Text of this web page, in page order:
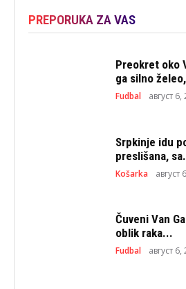
PREPORUKA ZA VAS
Preokret oko
ga silno
Fudbal август 6,
Srpkinje idu
preslišana,
Košarka август
Čuveni Van
oblik raka...
Fudbal август 6,